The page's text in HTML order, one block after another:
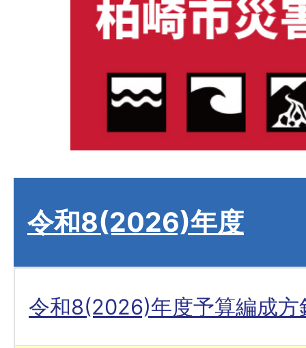
令和8(2026)年度
令和8(2026)年度予算編成方